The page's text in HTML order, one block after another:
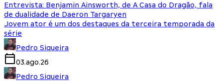
Entrevista: Benjamin Ainsworth, de A Casa do Dragão, fala
de dualidade de Daeron Targaryen
Jovem ator é um dos destaques da terceira temporada da
série
Pedro Siqueira
03.ago.26
Pedro Siqueira